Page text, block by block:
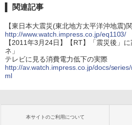
関連記事
【東日本大震災(東北地方太平洋沖地震)関
http://www.watch.impress.co.jp/eq1103/
【2011年3月24日】【RT】「震災後」
ネ」
テレビに見る消費電力低下の実際
http://av.watch.impress.co.jp/docs/
ml
本サイトのご利用について